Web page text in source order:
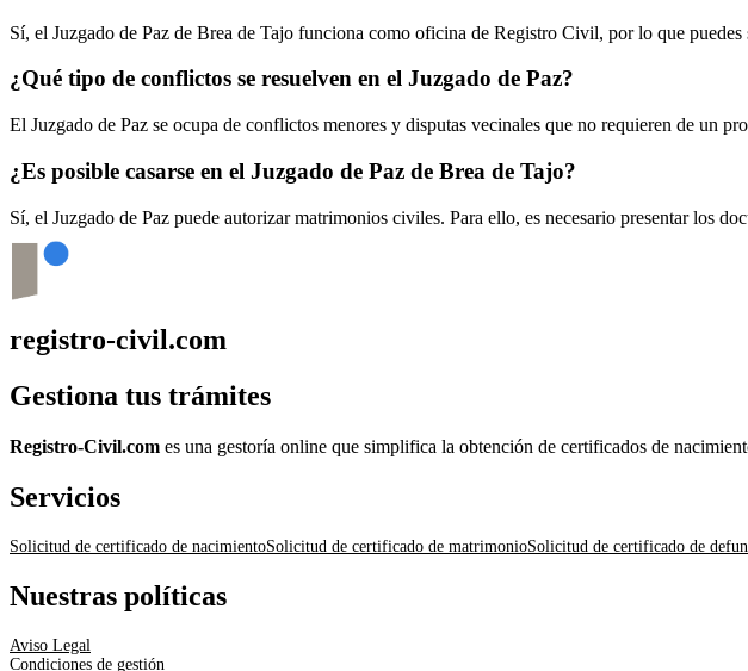
Sí, el Juzgado de Paz de Brea de Tajo funciona como oficina de Registro Civil, por lo que
¿Qué tipo de conflictos se resuelven en el Juzgado de Paz?
El Juzgado de Paz se ocupa de conflictos menores y disputas vecinales que no requieren de un
¿Es posible casarse en el Juzgado de Paz de Brea de Tajo?
Sí, el Juzgado de Paz puede autorizar matrimonios civiles. Para ello, es necesario presentar los
registro-civil.com
Gestiona tus trámites
Registro-Civil.com es una gestoría online que simplifica la obtención de certificados de
Servicios
Solicitud de certificado de nacimientoSolicitud de certificado de matrimonioSolicitud de certificado de
Nuestras políticas
Aviso Legal
Condiciones de gestión